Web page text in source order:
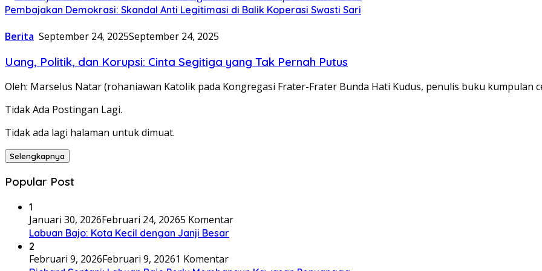
Pembajakan Demokrasi: Skandal Anti Legitimasi di Balik Koperasi Swasti Sari
Berita September 24, 2025September 24, 2025
Uang, Politik, dan Korupsi: Cinta Segitiga yang Tak Pernah Putus
Oleh: Marselus Natar (rohaniawan Katolik pada Kongregasi Frater-Frater Bunda Hati Kudus, penulis buku kumpulan
Tidak Ada Postingan Lagi.
Tidak ada lagi halaman untuk dimuat.
Selengkapnya
Popular Post
1
Januari 30, 2026Februari 24, 20265 Komentar
Labuan Bajo: Kota Kecil dengan Janji Besar
2
Februari 9, 2026Februari 9, 20261 Komentar